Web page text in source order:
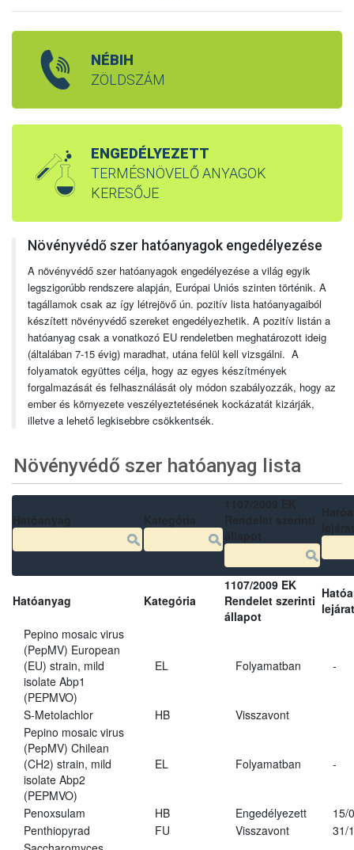
NÉBIH
ZÖLDSZÁM
ENGEDÉLYEZETT
TERMÉSNÖVELŐ ANYAGOK
KERESŐJE
Növényvédő szer hatóanyagok engedélyezése
A növényvédő szer hatóanyagok engedélyezése a világ egyik
legszigorúbb rendszere alapján, Európai Uniós szinten történik. A
tagállamok csak az így létrejövő ún. pozitív lista hatóanyagaiból
készített növényvédő szereket engedélyezhetik. A pozitív listán a
hatóanyag csak a vonatkozó EU rendeletben meghatározott ideig
(általában 7-15 évig) maradhat, utána felül kell vizsgálni. A
folyamatok együttes célja, hogy az egyes készítmények
forgalmazását és felhasználását oly módon szabályozzák, hogy az
ember és környezete veszélyeztetésének kockázatát kizárják,
illetve a lehető legkisebbre csökkentsék.
Növényvédő szer hatóanyag lista
Hatóanyag Kategória
1107/2009 EK
Rendelet szerinti
állapot
Pepino mosaic virus
(PepMV) European
(EU) strain, mild
isolate Abp1
(PEPMVO)
EL Folyamatban -
S-Metolachlor HB
Visszavont
Pepino mosaic virus
(PepMV) Chilean
(CH2) strain, mild
isolate Abp2
(PEPMVO)
EL Folyamatban -
Penoxsulam HB Engedélyezett
15/
Penthiopyrad
FU Visszavont
31/